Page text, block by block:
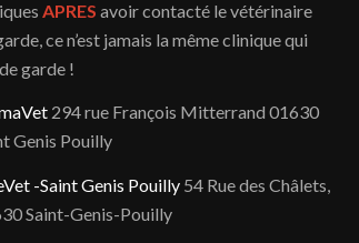
APRESavoir contacté le vétérinaire
ce n’est jamais la même clinique qui
garde !
294 rue François Mitterrand 01630
Genis Pouilly
-Saint Genis Pouilly 54 Rue des Châlets,
Saint-Genis-Pouilly